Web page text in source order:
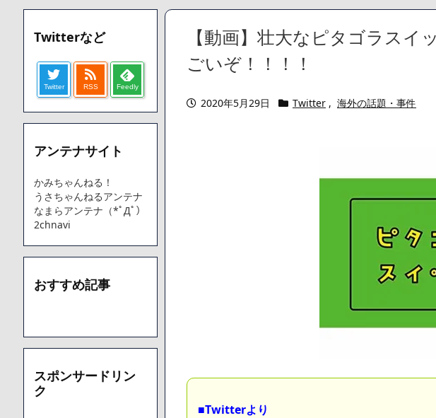
【画像】さくまあきら「桃鉄の赤マスは実際に行ってみてクソだった所です」
【愕然】ワイ「豚バラ220gカリッカリになるまで焼いて重さ調べたろww(2割3割減った
字やろなあww)」→結果・・・・・・・・・・・・・・・・・・・
【悲報】ジェネリック医薬品、4割が承認書と異なる製造だったことが発覚「衝撃的な数
【速報】楽天グループ、減損損失約160億円と約700億円の繰延税金資産の取崩し
【悲報】読売新聞、「避難所の自販機が壊されて窃盗された」というデマ記事をこっそり
てしまう
SM風俗嬢ワイ、なんでも答えるが質問ある？
Powered by livedoor 相互RSS
【動画】壮大なピタゴラスイ
ごいぞ！！！！
2020年5月29日 Twitter , 海外の話題・事件
■Twitterより
Twitterなど
Twitter RSS Feedly
アンテナサイト
かみちゃんねる！
うさちゃんねるアンテナ
なまらアンテナ（*ﾟДﾟ）
2chnavi
おすすめ記事
スポンサードリン
ク